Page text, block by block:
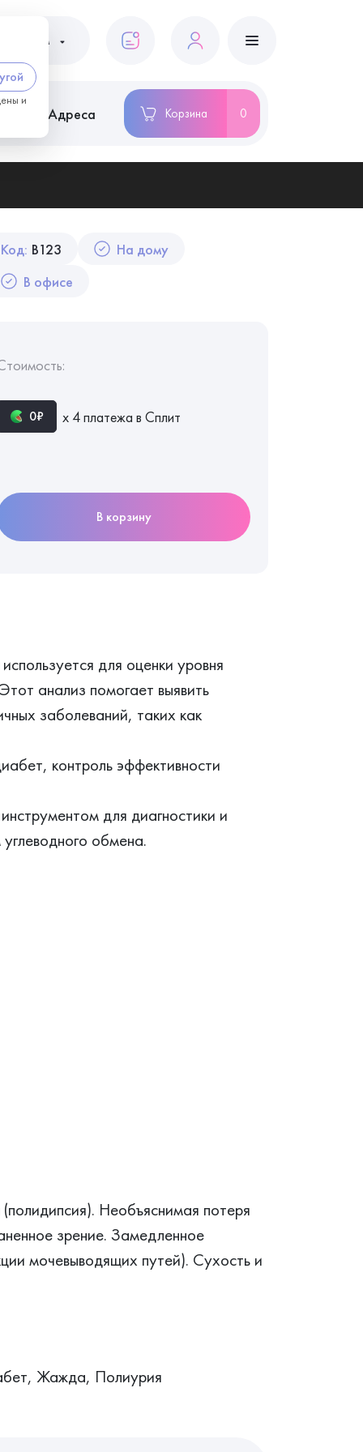
и
Адреса Корзина 0
Код: B123
На дому
В офисе
0₽ х 4 платежа в Сплит
В корзину
для оценки уровня
анализ помогает выявить
заболеваний, таких как
контроль эффективности
для диагностики и
обмена.
Необъяснимая потеря
зрение. Замедленное
мочевыводящих путей). Сухость и
Жажда, Полиурия